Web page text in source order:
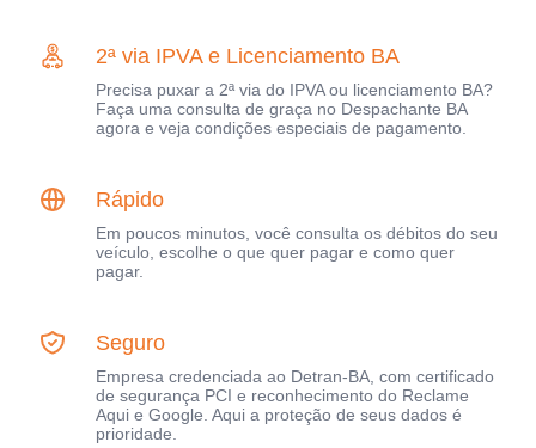
2ª via IPVA e Licenciamento BA
Precisa puxar a 2ª via do IPVA ou licenciamento BA?
Faça uma consulta de graça no Despachante BA
agora e veja condições especiais de pagamento.
Rápido
Em poucos minutos, você consulta os débitos do seu
veículo, escolhe o que quer pagar e como quer
pagar.
Seguro
Empresa credenciada ao Detran-BA, com certificado
de segurança PCI e reconhecimento do Reclame
Aqui e Google. Aqui a proteção de seus dados é
prioridade.